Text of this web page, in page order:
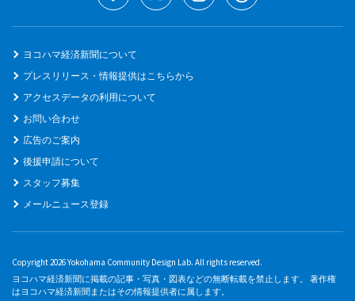
ヨコハマ経済新聞について
プレスリリース・情報提供はこちらから
アクセスデータの利用について
お問い合わせ
広告のご案内
後援申請について
スタッフ募集
メールニュース登録
Copyright 2026 Yokohama Community Design Lab. All rights reserved.
ヨコハマ経済新聞に掲載の記事・写真・図表などの無断転載を禁止します。 著作権
はヨコハマ経済新聞またはその情報提供者に属します。